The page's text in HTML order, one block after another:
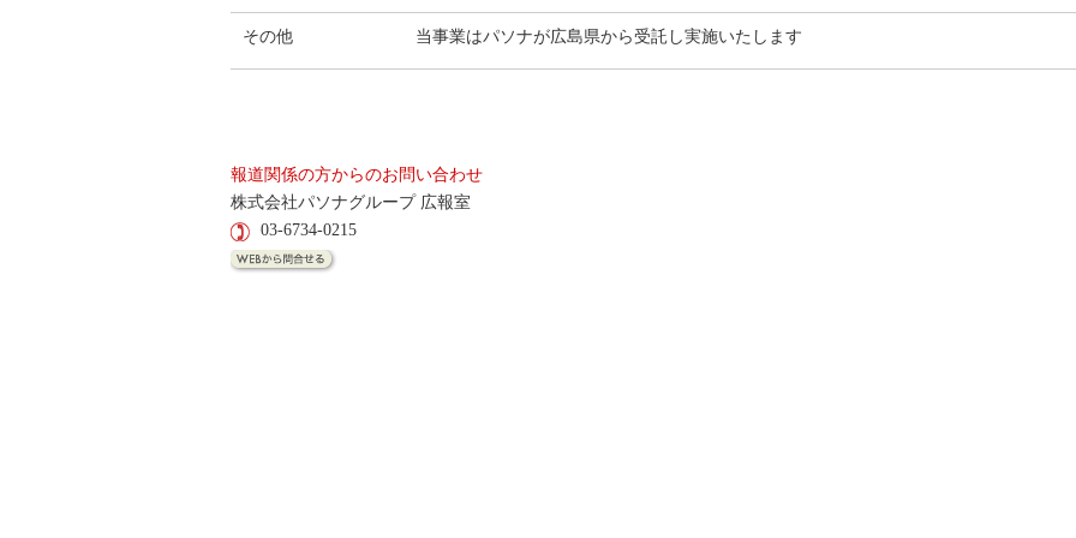
その他 当事業はパソナが広島県から受託し実施いたします
報道関係の方からのお問い合わせ
株式会社パソナグループ 広報室
03-6734-0215